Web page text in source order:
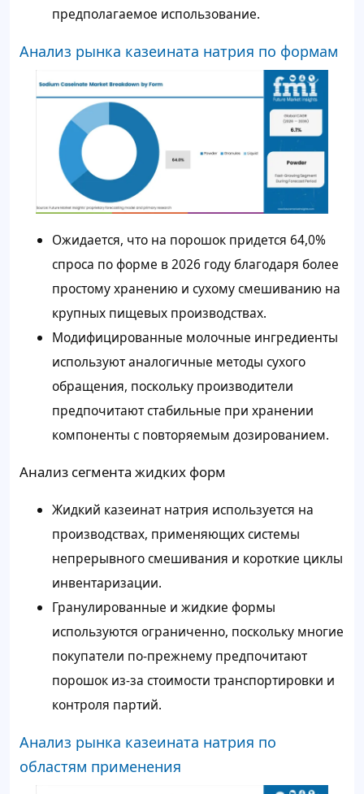
предполагаемое использование.
Анализ рынка казеината натрия по формам
Ожидается, что на порошок придется 64,0%
спроса по форме в 2026 году благодаря более
простому хранению и сухому смешиванию на
крупных пищевых производствах.
Модифицированные молочные ингредиенты
используют аналогичные методы сухого
обращения, поскольку производители
предпочитают стабильные при хранении
компоненты с повторяемым дозированием.
Анализ сегмента жидких форм
Жидкий казеинат натрия используется на
производствах, применяющих системы
непрерывного смешивания и короткие циклы
инвентаризации.
Гранулированные и жидкие формы
используются ограниченно, поскольку многие
покупатели по-прежнему предпочитают
порошок из-за стоимости транспортировки и
контроля партий.
Анализ рынка казеината натрия по
областям применения